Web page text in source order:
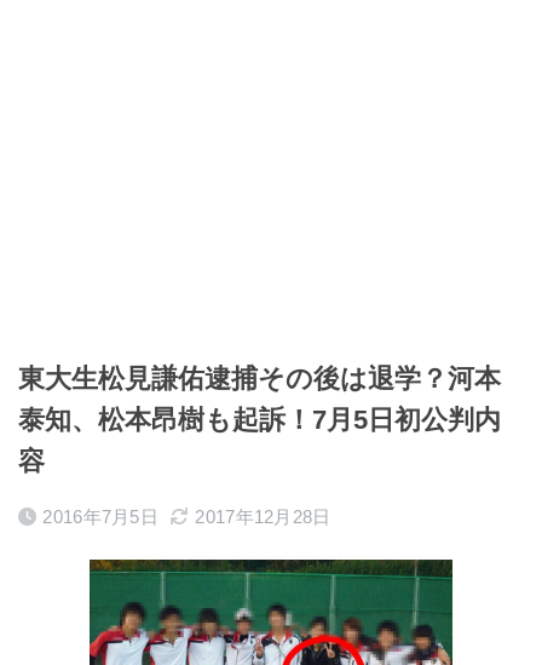
東大生松見謙佑逮捕その後は退学？河本
泰知、松本昂樹も起訴！7月5日初公判内
容
2016年7月5日 2017年12月28日